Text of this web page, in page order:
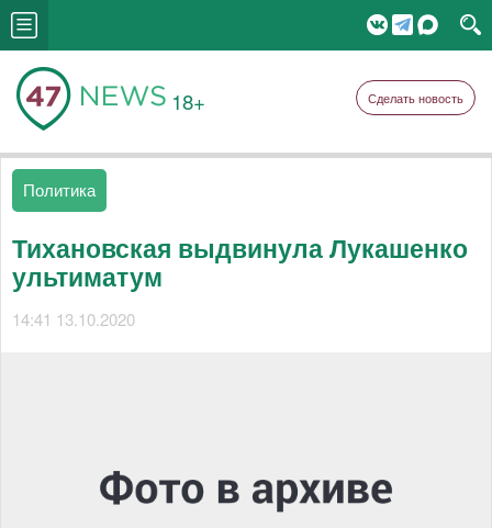
18+ Сделать новость
Политика
Тихановская выдвинула Лукашенко
ультиматум
14:41 13.10.2020